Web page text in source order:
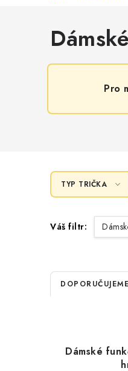
Pro
TYP TRIČKA
Váš filtr:
Ř
a
DOPORUČUJEME
Dámské